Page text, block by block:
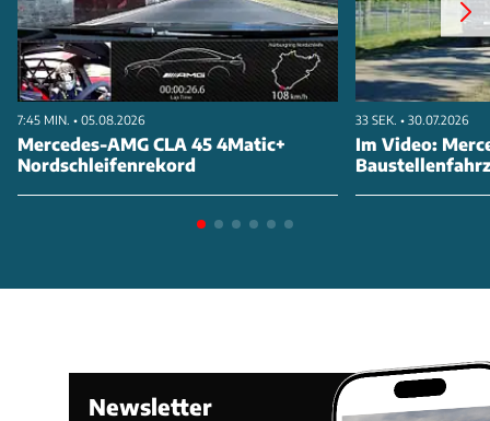
7:45 MIN. • 05.08.2026
Mercedes-AMG CLA 45 4Matic+
Nordschleifenrekord
33 SEK. • 30.07.2026
Im Video:
Newsletter